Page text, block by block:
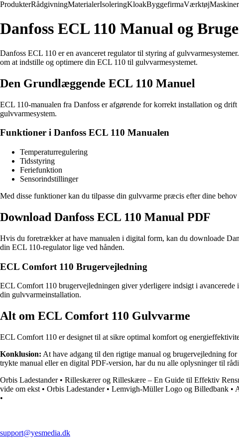
ProdukterRådgivningMaterialerIsoleringKloakByggefirmaVærktøjMaskiner
Danfoss ECL 110 Manual og
Danfoss ECL 110 er en avanceret regulator til styring af
om at indstille og optimere din ECL 110 til gulvvarmesystemet.
Den Grundlæggende ECL 110 Manuel
ECL 110-manualen fra Danfoss er afgørende for korrekt installation og
gulvvarmesystem.
Funktioner i Danfoss ECL 110 Manualen
Temperaturregulering
Tidsstyring
Feriefunktion
Sensorindstillinger
Med disse funktioner kan du tilpasse din gulvvarme præcis efter dine
Download Danfoss ECL 110 Manual PDF
Hvis du foretrækker at have manualen i digital form, kan du downloade
din ECL 110-regulator lige ved hånden.
ECL Comfort 110 Brugervejledning
ECL Comfort 110 brugervejledningen giver yderligere indsigt i
din gulvvarmeinstallation.
Alt om ECL Comfort 110 Gulvvarme
ECL Comfort 110 er designet til at sikre optimal komfort og
Konklusion: At have adgang til den rigtige manual og brugervejledning
trykte manual eller en digital PDF-version, har du nu alle oplysninger til
Orbis Ladestander• Rilleskærer og Rilleskære – En Guide til Effektiv
vide om ekst • Orbis Ladestander• Lemvigh-Müller Logo og Billedbank •
•
support@yesmedia.dk